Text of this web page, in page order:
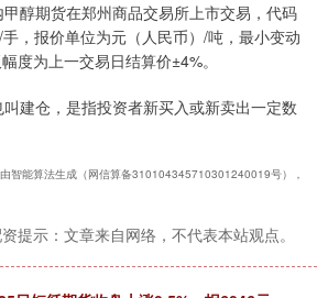
醇期货在郑州商品交易所上市交易，代码
，报价单位为元（人民币）/吨，最小变动
度为上一交易日结算价±4%。
建仓，是指投资者新买入或新卖出一定数
智能算法生成（网信算备310104345710301240019号），
提示：文章来自网络，不代表本站观点。